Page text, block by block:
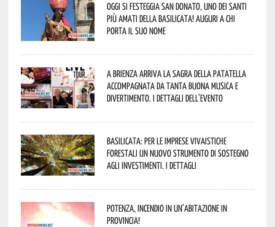
Oggi si festeggia San Donato, uno dei Santi
più amati della Basilicata! Auguri a chi
porta il suo nome
A Brienza arriva la Sagra della Patatella
accompagnata da tanta buona musica e
divertimento. I dettagli dell’evento
Basilicata: per le imprese vivaistiche
forestali un nuovo strumento di sostegno
agli investimenti. I dettagli
Potenza, incendio in un’abitazione in
provincia!